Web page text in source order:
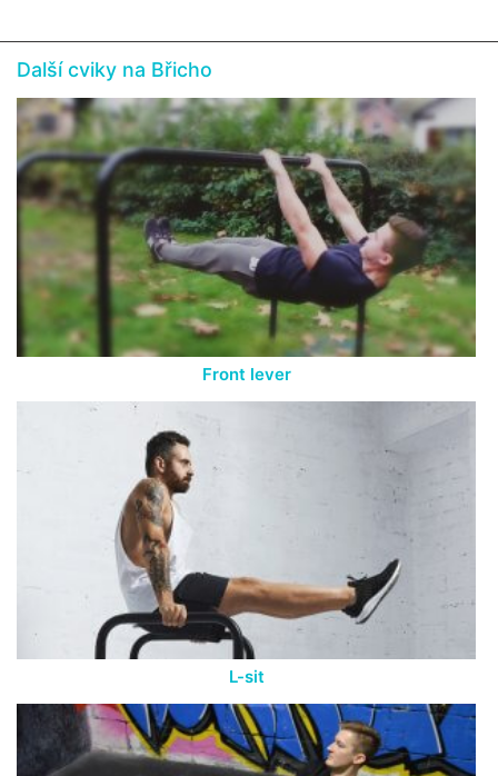
Další cviky na Břicho
Front lever
L-sit